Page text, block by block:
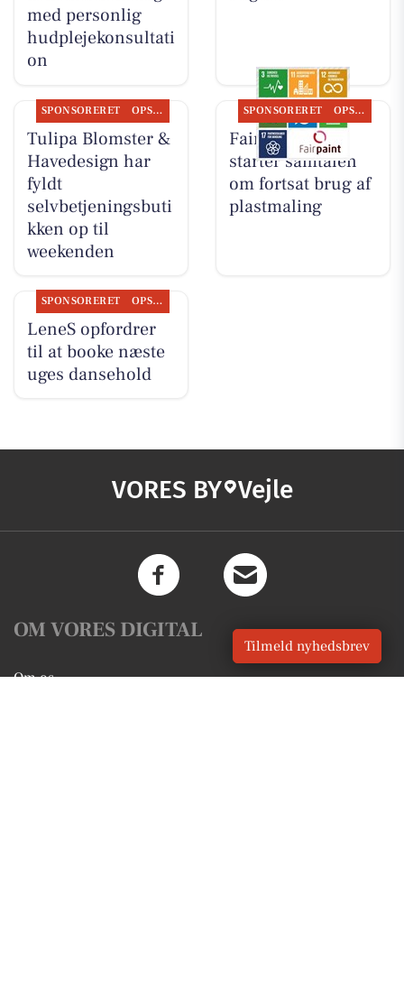
med personlig
hudplejekonsultati
on
SPONSORERET OPSLAGSTAVLEN
Tulipa Blomster &
Havedesign har
fyldt
selvbetjeningsbuti
kken op til
weekenden
SPONSORERET OPSLAGSTAVLEN
Fairpaint ApS
starter samtalen
om fortsat brug af
plastmaling
SPONSORERET OPSLAGSTAVLEN
LeneS opfordrer
til at booke næste
uges dansehold
VORES BY Vejle
OM VORES DIGITAL
Om os
Tilmeld nyhedsbrev